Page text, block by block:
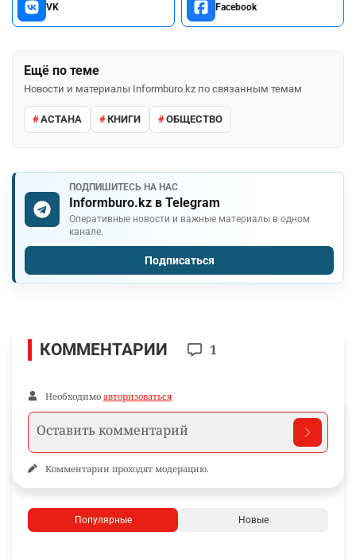
VK Facebook
Ещё по теме
Новости и материалы Informburo.kz по связанным темам
АСТАНА КНИГИ ОБЩЕСТВО
ПОДПИШИТЕСЬ НА НАС
Informburo.kz в Telegram
Оперативные новости и важные материалы в одном
канале.
Подписаться
КОММЕНТАРИИ 1
Необходимо авторизоваться
Комментарии проходят модерацию.
Популярные Новые